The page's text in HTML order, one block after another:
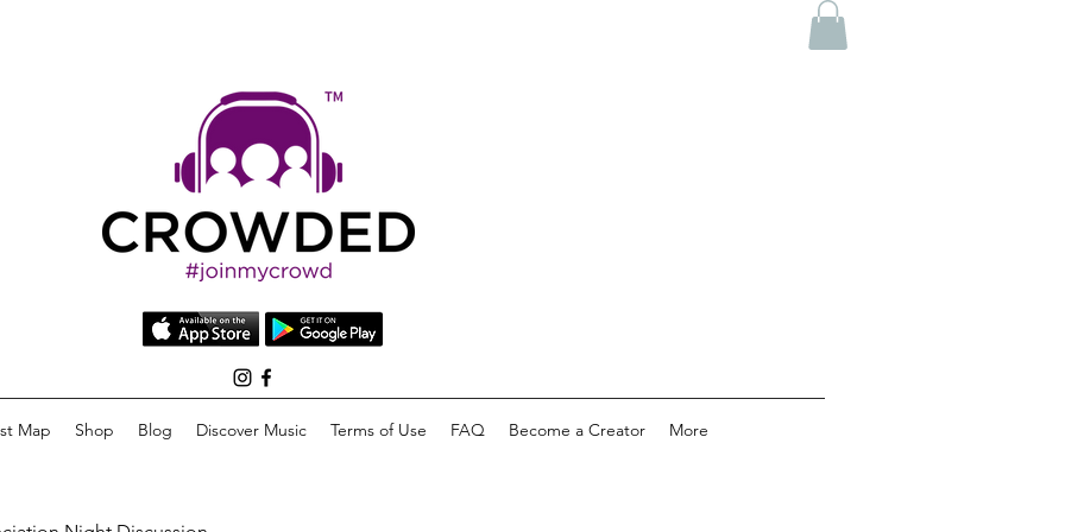
Map Shop Blog Discover Music Terms of Use FAQ Become a Creator More